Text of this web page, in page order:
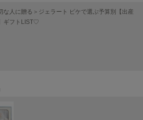
な人に贈る＞ジェラート ピケで選ぶ予算別【出産
ギフトLIST♡